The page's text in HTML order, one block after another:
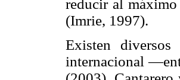
reducir al
(Imrie, 1997).
Existen
internacional